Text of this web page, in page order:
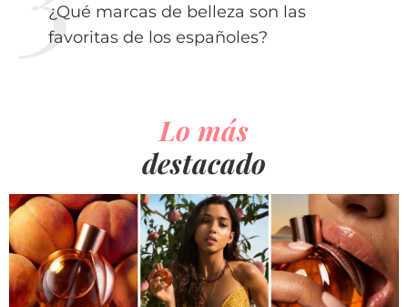
¿Qué marcas de belleza son las
favoritas de los españoles?
Lo más
destacado